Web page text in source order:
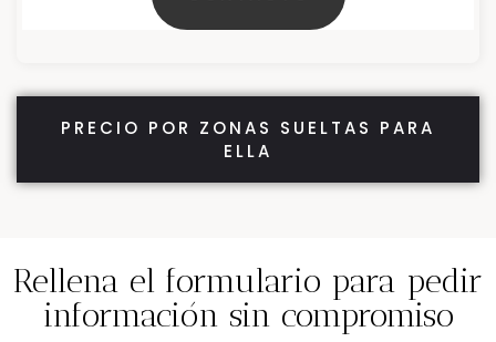
PRECIO POR ZONAS SUELTAS PARA
ELLA
Rellena el formulario para pedir
información sin compromiso